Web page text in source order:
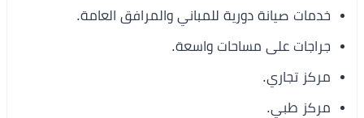
خدمات صيانة دورية للمباني والمرافق العامة.
جراجات على مساحات واسعة.
مركز تجاري.
مركز طبي.